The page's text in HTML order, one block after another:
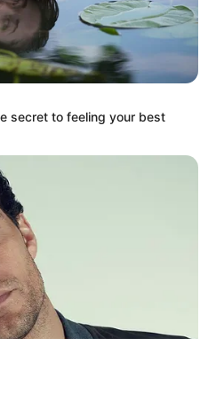
ΟΡΟΙ ΧΡΗΣΗΣ
Γιώργου Κουτσελίνη
secret to feeling your best